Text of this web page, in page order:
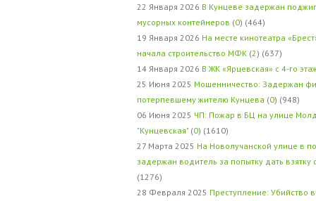
22 Января 2026 В Кунцеве задержан
мусорных контейнеров (0) (464)
19 Января 2026 На месте кинотеатра
начала строительство МФК (2) (637)
14 Января 2026 В ЖК «Ярцевская» с 4-го
25 Июня 2025 Мошенничество: Задержан
потерпевшему жителю Кунцева (0) (948)
06 Июня 2025 ЧП: Пожар в БЦ на улице
"Кунцевская" (0) (1610)
27 Марта 2025 На Новолучанской улице в
задержан водитель за попытку дать
(1276)
28 Февраля 2025 Преступление: Убийство